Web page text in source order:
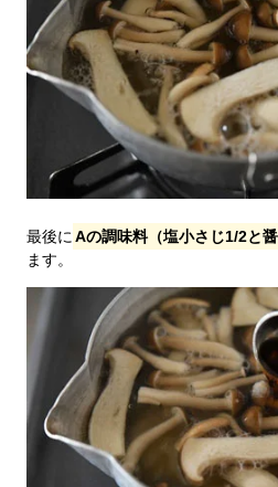
最後に Aの調味料（塩小さじ1/2と醤
ます。